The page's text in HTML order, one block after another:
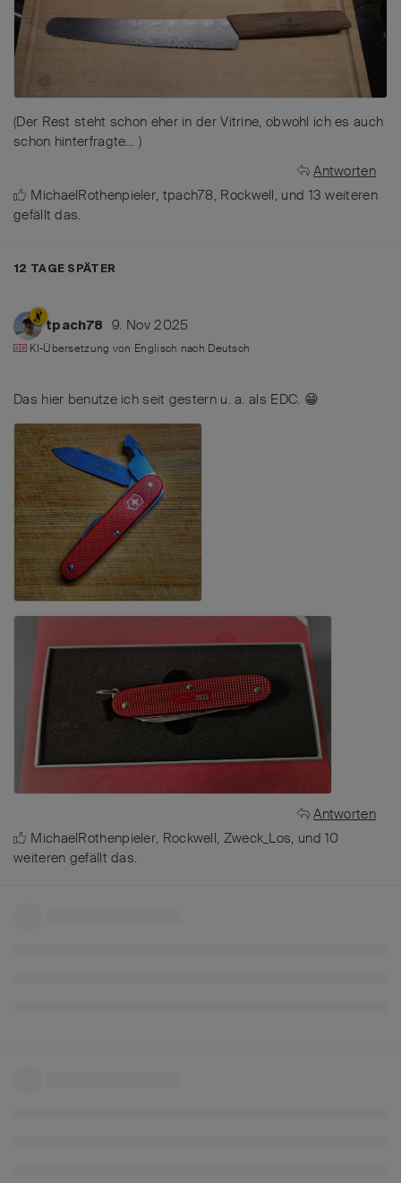
(Der Rest steht schon eher in der Vitrine, obwohl ich es auch
schon hinterfragte… )
Antworten
MichaelRothenpieler, tpach78, Rockwell, und 13 weiteren
gefällt das.
12 TAGE SPÄTER
tpach78 9. Nov 2025
KI-Übersetzung von Englisch nach Deutsch
Das hier benutze ich seit gestern u. a. als EDC. 😁
Antworten
MichaelRothenpieler, Rockwell, Zweck_Los, und10
weiteren gefällt das.